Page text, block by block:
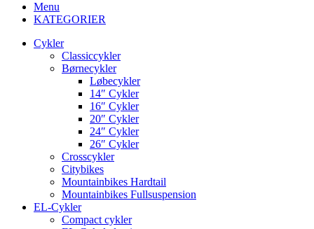
Menu
KATEGORIER
Cykler
Classiccykler
Børnecykler
Løbecykler
14″ Cykler
16″ Cykler
20″ Cykler
24″ Cykler
26″ Cykler
Crosscykler
Citybikes
Mountainbikes Hardtail
Mountainbikes Fullsuspension
EL-Cykler
Compact cykler